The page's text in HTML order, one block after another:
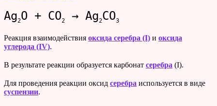
Ag2O + CO2 → Ag2CO3
Реакция взаимодействия оксида серебра (I) и оксида
углерода (IV).
В результате реакции образуется карбонат серебра (I).
Для проведения реакции оксид серебра используется в виде
суспензии.